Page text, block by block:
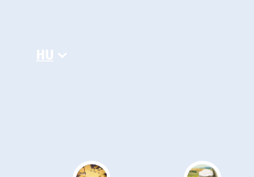
tartalomhoz
HU